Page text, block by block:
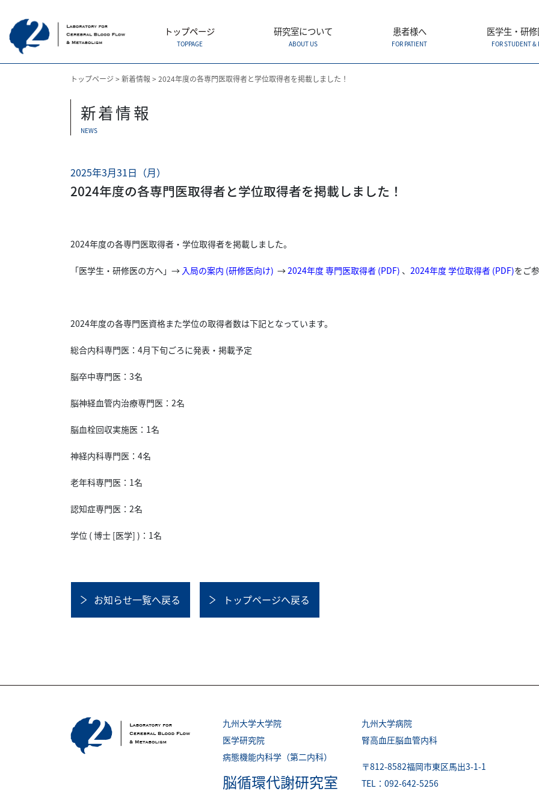
トップページ
TOPPAGE
研究室について
ABOUT US
患者様へ
FOR PATIENT
医学生・研
FOR STUDENT &
トップページ > 新着情報 > 2024年度の各専門医取得者と学位取得者を掲載しました！
新着情報
NEWS
2025年3月31日（月）
2024年度の各専門医取得者と学位取得者を掲載しました！
2024年度の各専門医取得者・学位取得者を掲載しました。
「医学生・研修医の方へ」→ 入局の案内 (研修医向け) →2024年度 専門医取得者 (PDF) 、 2024年度 学位取得者 (PDF)をご
2024年度の各専門医資格また学位の取得者数は下記となっています。
総合内科専門医：4月下旬ごろに発表・掲載予定
脳卒中専門医：3名
脳神経血管内治療専門医：2名
脳血栓回収実施医：1名
神経内科専門医：4名
老年科専門医：1名
認知症専門医：2名
学位 ( 博士 [医学] )：1名
お知らせ一覧へ戻る トップページへ戻る
九州大学大学院
医学研究院
病態機能内科学（第二内科）
脳循環代謝研究室
九州大学病院
腎高血圧脳血管内科
〒812-8582福岡市東区馬出3-1-1
TEL：092-642-5256